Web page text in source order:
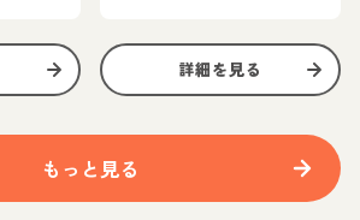
詳細を見る
もっと見る